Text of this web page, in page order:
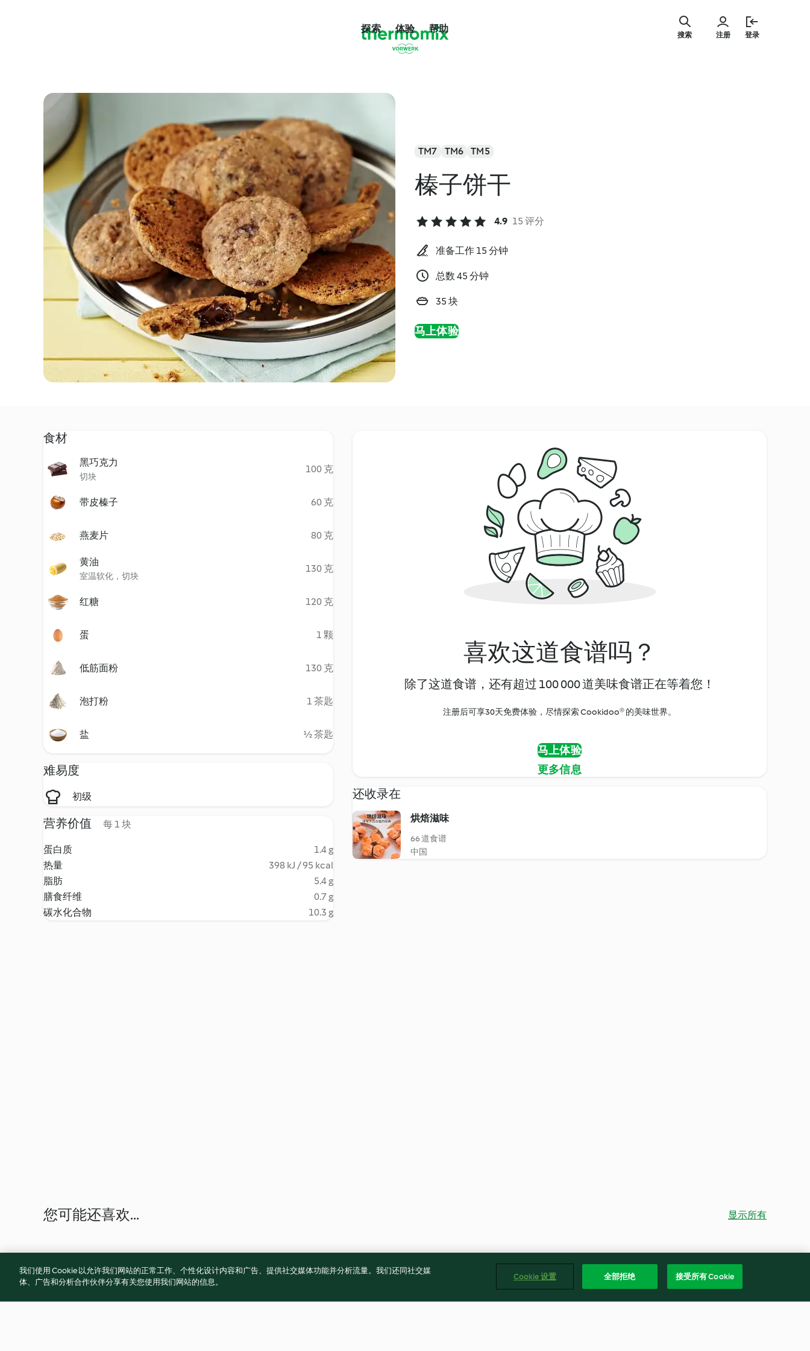
探索 体验 帮助
注册 登录
搜索
TM7 TM6 TM5
榛子饼干
4.9 15 评分
准备工作 15 分钟
总数 45 分钟
35 块
马上体验
食材
黑巧克力
切块
100 克
带皮榛子 60 克
燕麦片 80 克
黄油
室温软化，切块
130 克
红糖 120 克
蛋 1 颗
低筋面粉 130 克
泡打粉 1 茶匙
盐 ½ 茶匙
难易度
初级
营养价值 每 1 块
蛋白质
1.4 g
热量
398 kJ / 95 kcal
脂肪
5.4 g
膳食纤维
0.7 g
碳水化合物
10.3 g
喜欢这道食谱吗？
除了这道食谱，还有超过 100 000 道美味食谱正在等着您！
注册后可享30天免费体验，尽情探索 Cookidoo® 的美味世界。
马上体验
更多信息
还收录在
烘焙滋味
66 道食谱
中国
您可能还喜欢... 显示所有
我们使用 Cookie 以允许我们网站的正常工作、个性化设计内容和广告、提供社交媒体功能并分析流量。我们还同社交媒
体、广告和分析合作伙伴分享有关您使用我们网站的信息。
Cookie 设置 全部拒绝 接受所有 Cookie